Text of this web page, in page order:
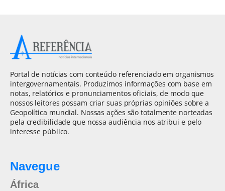
Portal de notícias com conteúdo referenciado em organismos
intergovernamentais. Produzimos informações com base em
notas, relatórios e pronunciamentos oficiais, de modo que
nossos leitores possam criar suas próprias opiniões sobre a
Geopolítica mundial. Nossas ações são totalmente norteadas
pela credibilidade que nossa audiência nos atribui e pelo
interesse público.
Navegue
África